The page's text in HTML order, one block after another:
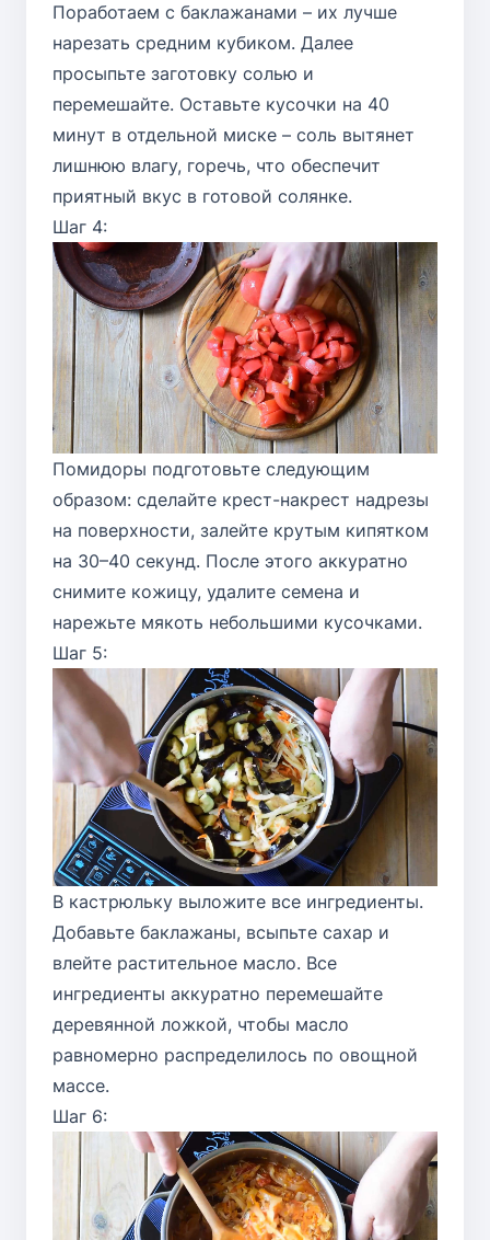
Поработаем с баклажанами – их лучше
нарезать средним кубиком. Далее
просыпьте заготовку солью и
перемешайте. Оставьте кусочки на 40
минут в отдельной миске – соль вытянет
лишнюю влагу, горечь, что обеспечит
приятный вкус в готовой солянке.
Шаг 4:
Помидоры подготовьте следующим
образом: сделайте крест-накрест надрезы
на поверхности, залейте крутым кипятком
на 30–40 секунд. После этого аккуратно
снимите кожицу, удалите семена и
нарежьте мякоть небольшими кусочками.
Шаг 5:
В кастрюльку выложите все ингредиенты.
Добавьте баклажаны, всыпьте сахар и
влейте растительное масло. Все
ингредиенты аккуратно перемешайте
деревянной ложкой, чтобы масло
равномерно распределилось по овощной
массе.
Шаг 6: